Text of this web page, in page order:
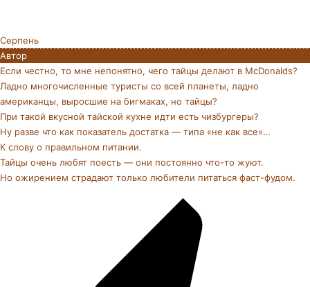
Серпень
Автор
Если честно, то мне непонятно, чего тайцы делают в McDonalds?
Ладно многочисленные туристы со всей планеты, ладно
американцы, выросшие на бигмаках, но тайцы?
При такой вкусной тайской кухне идти есть чизбургеры?
Ну разве что как показатель достатка — типа «не как все»…
К слову о правильном питании.
Тайцы очень любят поесть — они постоянно что-то жуют.
Но ожирением страдают только любители питаться фаст-фудом.